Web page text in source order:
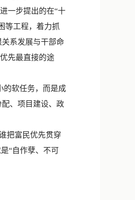
一步提出的在“十
等工程，着力抓
系发展与干部命
先最直接的途
的软任务，而是成
、项目建设、政
把富民优先贯穿
“自作孽、不可